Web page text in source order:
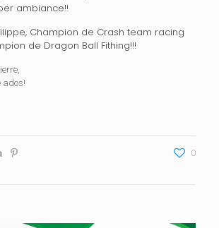
ambiance!!
Champion de Crash team racing
de Dragon Ball Fithing!!!
ados!
0